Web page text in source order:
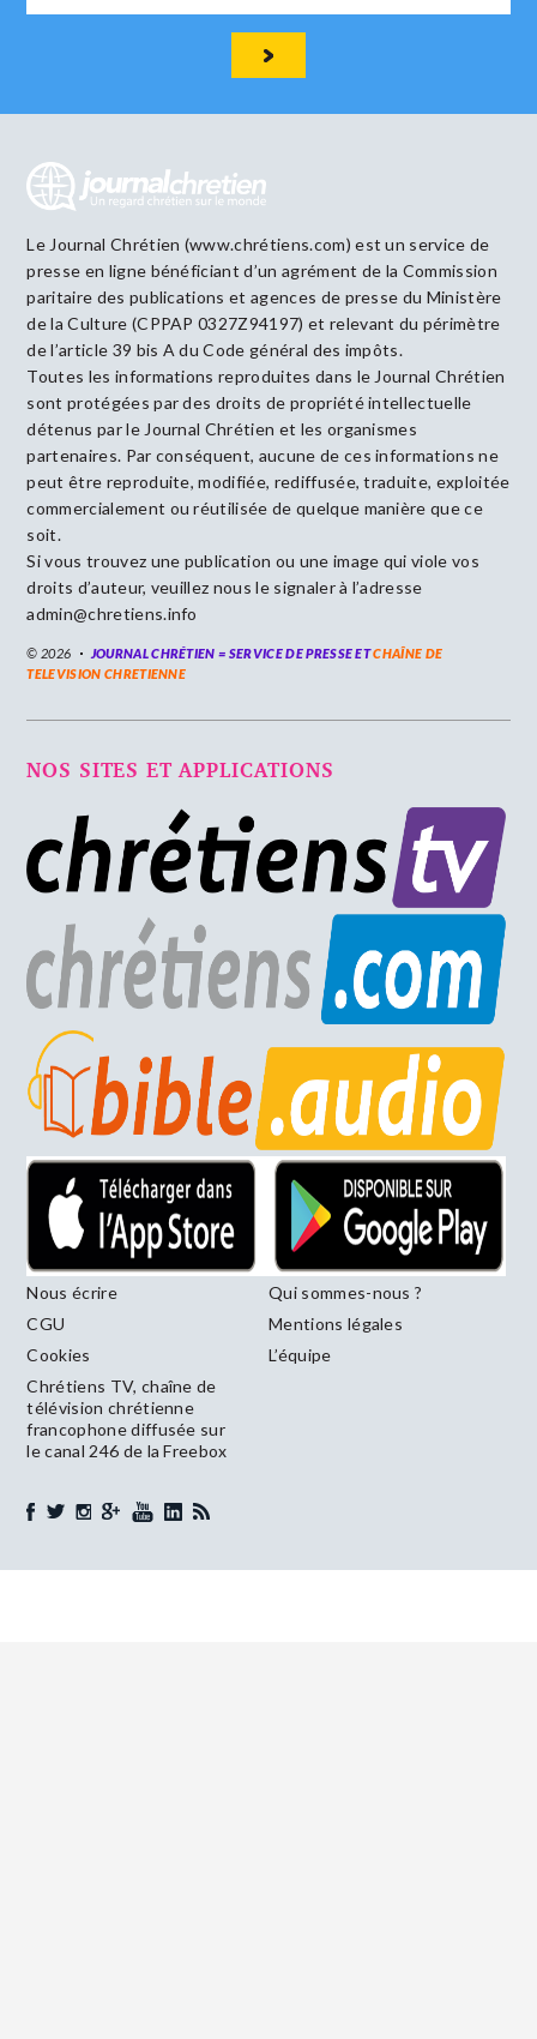
Le Journal Chrétien (www.chrétiens.com) est un service de
presse en ligne bénéficiant d’un agrément de la Commission
paritaire des publications et agences de presse du Ministère
de la Culture (CPPAP 0327Z94197) et relevant du périmètre
de l’article 39 bis A du Code général des impôts.
Toutes les informations reproduites dans le Journal Chrétien
sont protégées par des droits de propriété intellectuelle
détenus par le Journal Chrétien et les organismes
partenaires. Par conséquent, aucune de ces informations ne
peut être reproduite, modifiée, rediffusée, traduite, exploitée
commercialement ou réutilisée de quelque manière que ce
soit.
Si vous trouvez une publication ou une image qui viole vos
droits d’auteur, veuillez nous le signaler à l’adresse
admin@chretiens.info
© 2026 JOURNAL CHRÉTIEN = SERVICE DE PRESSE ETCHAÎNE DE
TELEVISION CHRETIENNE
NOS SITES ET APPLICATIONS
Nous écrire
Qui sommes-nous ?
CGU
Mentions légales
Cookies
L’équipe
Chrétiens TV, chaîne de
télévision chrétienne
francophone diffusée sur
le canal 246 de la Freebox